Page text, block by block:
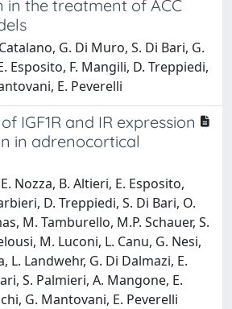
in the treatment of ACC
G. Di Muro, S. Di Bari, G.
Esposito, F. Mangili, D. Treppiedi,
E. Peverelli
IGF1R and IR expression
in adrenocortical
Nozza, B. Altieri, E. Esposito,
D. Treppiedi, S. Di Bari, O.
M. Tamburello, M.P. Schauer, S.
M. Luconi, L. Canu, G. Nesi,
L. Landwehr, G. Di Dalmazi, E.
S. Palmieri, A. Mangone, E.
G. Mantovani, E. Peverelli